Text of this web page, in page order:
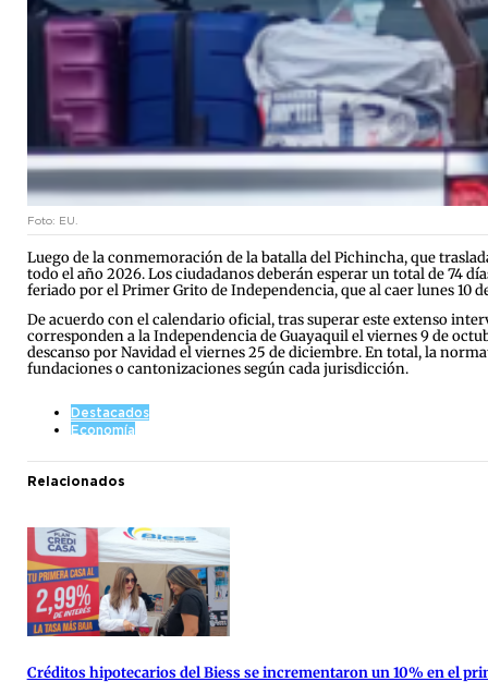
Foto: EU.
Luego de la conmemoración de la batalla del Pichincha, que
todo el año 2026. Los ciudadanos deberán esperar un total de 74
feriado por el Primer Grito de Independencia, que al caer lunes 10
De acuerdo con el calendario oficial, tras superar este extenso
corresponden a la Independencia de Guayaquil el viernes 9 de
descanso por Navidad el viernes 25 de diciembre. En total, la
fundaciones o cantonizaciones según cada jurisdicción.
Destacados
Economía
Relacionados
Créditos hipotecarios del Biess se incrementaron un 10% en el